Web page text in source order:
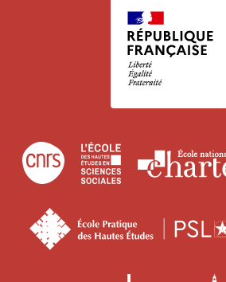
Centre
national
la
scientifique
École
des
études
sciences